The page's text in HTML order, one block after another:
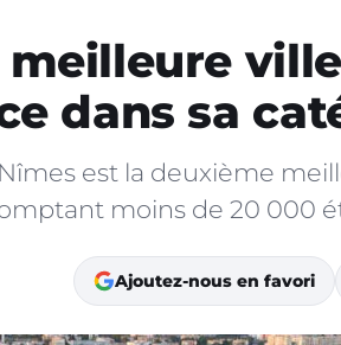
meilleure ville
dans sa
est la deuxième
moins de 20 000
Ajoutez-nous en favori